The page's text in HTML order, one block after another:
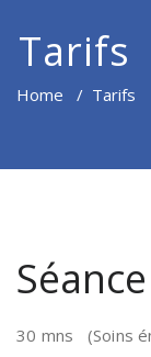
Tarifs
Home / Tarifs
30 mns